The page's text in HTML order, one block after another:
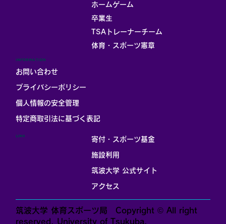
ホームゲーム
卒業生
TSAトレーナーチーム
体育・スポーツ憲章
寄付・スポーツ基金
施設利用
筑波大学 公式サイト
アクセス
LINK
INFORMATION
お問い合わせ
プライバシーポリシー
個人情報の安全管理
​特定商取引法に基づく表記
筑波大学 体育スポーツ局 Copyright © All right
reserved. University of Tsukuba.